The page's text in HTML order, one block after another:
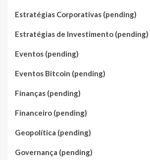
Estratégias Corporativas (pending)
Estratégias de Investimento (pending)
Eventos (pending)
Eventos Bitcoin (pending)
Finanças (pending)
Financeiro (pending)
Geopolítica (pending)
Governança (pending)